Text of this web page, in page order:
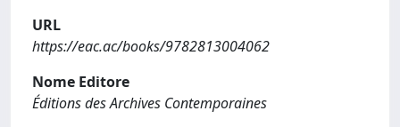
URL
https://eac.ac/books/9782813004062
Nome Editore
Éditions des Archives Contemporaines